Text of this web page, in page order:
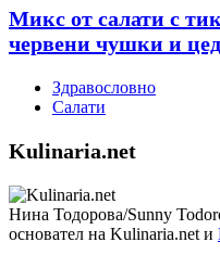
Микс от салати с
червени чушки и
Здравословно
Салати
Kulinaria.net
Нина Тодорова/Sunny
основател на Kulinaria.net и